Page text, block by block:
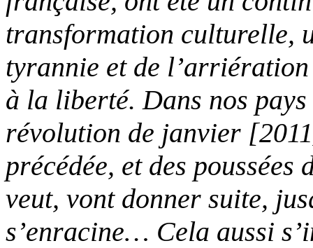
transformation culturelle,
tyrannie et de
à la liberté. Dans nos
révolution de janvier
précédée, et des
veut, vont donner suite,
s’enracine… Cela aussi